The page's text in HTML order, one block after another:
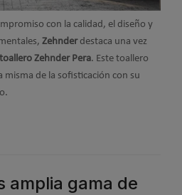
con la calidad, el diseño y
Zehnderdestaca una vez
toallero Zehnder Pera. Este toallero
misma de la sofisticación con su
amplia gama de